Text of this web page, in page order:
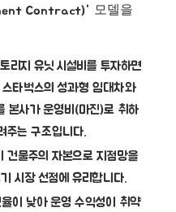
Contract)' 모델을
리지 유닛 시설비를 투자하면
타벅스의 성과형 임대차와
본사가 운영비(마진)로 취하
주는 구조입니다.
건물주의 자본으로 지점망을
시장 선점에 유리합니다.
이 낮아 운영 수익성이 취약